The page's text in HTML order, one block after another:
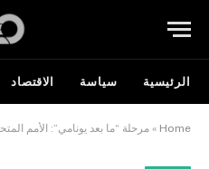
الرئيسية سياسة الاقتصاد
Home
» مرحلة “ما بعد يونامي”: الأمم المتحدة